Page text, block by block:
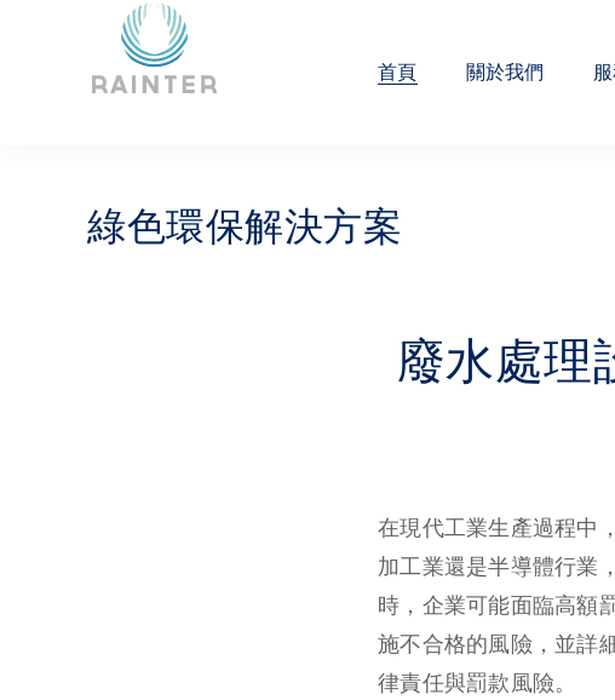
首頁 關於我們
綠色環保解決方案
廢水處理
在現代工業生產過程中
加工業還是半導體行業
時，企業可能面臨高額
施不合格的風險，並詳
律責任與罰款風險。